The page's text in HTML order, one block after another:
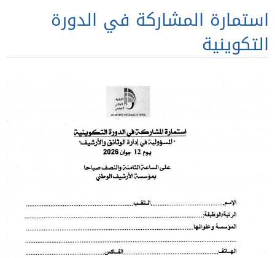
استمارة المشاركة في الدورة
التكوينية